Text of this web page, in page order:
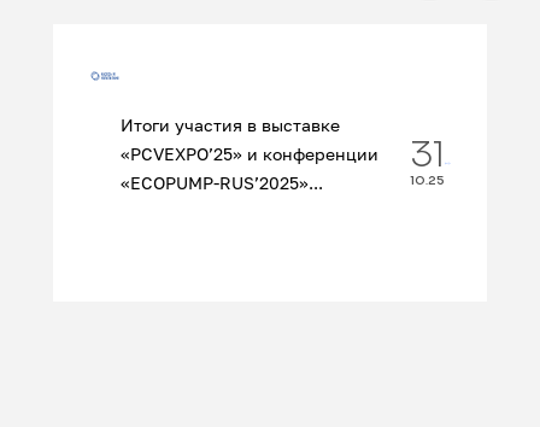
Итоги участия в выставке
«PCVEXPO’25» и конференции
«ECOPUMP‑RUS’2025»...
31
10.25